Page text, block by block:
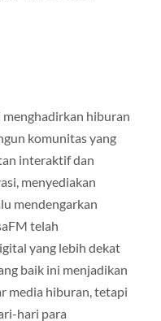
hiburan
komunitas yang
interaktif dan
menyediakan
mendengarkan
telah
yang lebih dekat
baik ini menjadikan
media hiburan, tetapi
hari para